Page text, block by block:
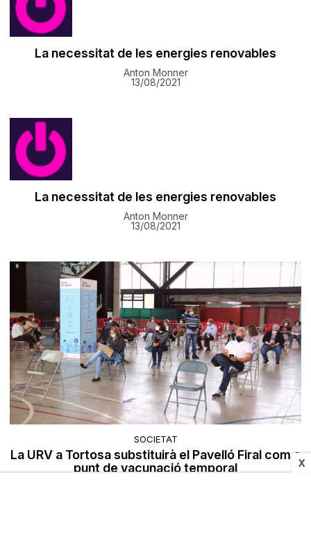
X
La necessitat de les energies renovables
Anton Monner
13/08/2021
La necessitat de les energies renovables
Anton Monner
13/08/2021
SOCIETAT
La URV a Tortosa substituirà el Pavelló Firal com a
punt de vacunació temporal